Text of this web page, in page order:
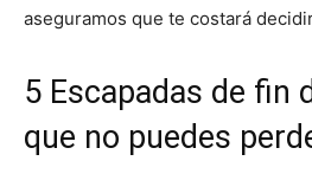
aseguramos que te costará
5 Escapadas de fin
que no puedes